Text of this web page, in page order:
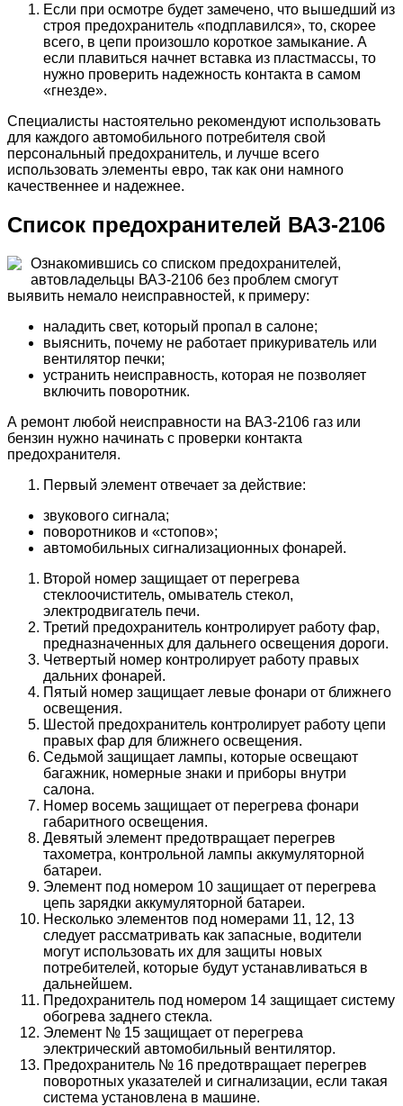
Если при осмотре будет замечено, что вышедший из
строя предохранитель «подплавился», то, скорее
всего, в цепи произошло короткое замыкание. А
если плавиться начнет вставка из пластмассы, то
нужно проверить надежность контакта в самом
«гнезде».
Специалисты настоятельно рекомендуют использовать
для каждого автомобильного потребителя свой
персональный предохранитель, и лучше всего
использовать элементы евро, так как они намного
качественнее и надежнее.
Список предохранителей ВАЗ-2106
Ознакомившись со списком предохранителей,
автовладельцы ВАЗ-2106 без проблем смогут
выявить немало неисправностей, к примеру:
наладить свет, который пропал в салоне;
выяснить, почему не работает прикуриватель или
вентилятор печки;
устранить неисправность, которая не позволяет
включить поворотник.
А ремонт любой неисправности на ВАЗ-2106 газ или
бензин нужно начинать с проверки контакта
предохранителя.
Первый элемент отвечает за действие:
звукового сигнала;
поворотников и «стопов»;
автомобильных сигнализационных фонарей.
Второй номер защищает от перегрева
стеклоочиститель, омыватель стекол,
электродвигатель печи.
Третий предохранитель контролирует работу фар,
предназначенных для дальнего освещения дороги.
Четвертый номер контролирует работу правых
дальних фонарей.
Пятый номер защищает левые фонари от ближнего
освещения.
Шестой предохранитель контролирует работу цепи
правых фар для ближнего освещения.
Седьмой защищает лампы, которые освещают
багажник, номерные знаки и приборы внутри
салона.
Номер восемь защищает от перегрева фонари
габаритного освещения.
Девятый элемент предотвращает перегрев
тахометра, контрольной лампы аккумуляторной
батареи.
Элемент под номером 10 защищает от перегрева
цепь зарядки аккумуляторной батареи.
Несколько элементов под номерами 11, 12, 13
следует рассматривать как запасные, водители
могут использовать их для защиты новых
потребителей, которые будут устанавливаться в
дальнейшем.
Предохранитель под номером 14 защищает систему
обогрева заднего стекла.
Элемент № 15 защищает от перегрева
электрический автомобильный вентилятор.
Предохранитель № 16 предотвращает перегрев
поворотных указателей и сигнализации, если такая
система установлена в машине.